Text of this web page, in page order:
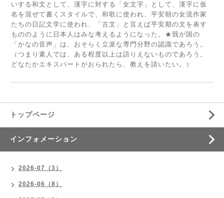
いする和文として、漢字に対する「女文字」として、漢字に仮
名を混ぜて書くスタイルで、和歌に使われ、平安朝の女流作家
たちの日記文学に使われ、「古文」と言えば平安期の文を表す
もののように日本人はみな考えるようになった。★我が国の
「かなの音声」は、おそらく立派な専門分野の認識であろう。
（つまり素人では、ある程度以上は語りえないものであろう。
どなたかエキスパートがおられたら、教えを請いたい。）
トップページ
インフォメーション
2026-07（3）
2026-06（8）